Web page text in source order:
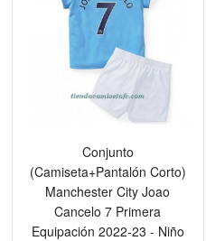
Conjunto
(Camiseta+Pantalón Corto)
Manchester City Joao
Cancelo 7 Primera
Equipación 2022-23 - Niño